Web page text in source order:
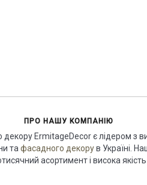
ПРО НАШУ КОМПАНІЮ
декору ErmitageDecor є лідером з
та фасадного декорув Україні.
асортимент і висока